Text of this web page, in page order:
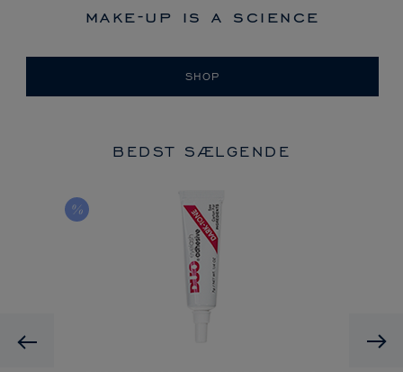
make-up is a science
SHOP
BEDST SÆLGENDE